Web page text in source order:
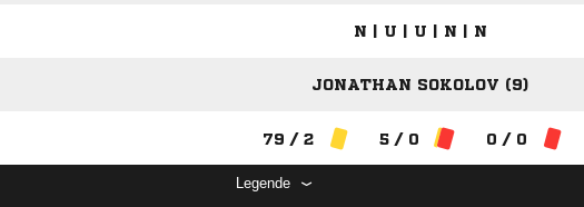
N | U | U | N | N
JONATHAN SOKOLOV (9)
79 / 2 5 / 0 0 / 0
Legende